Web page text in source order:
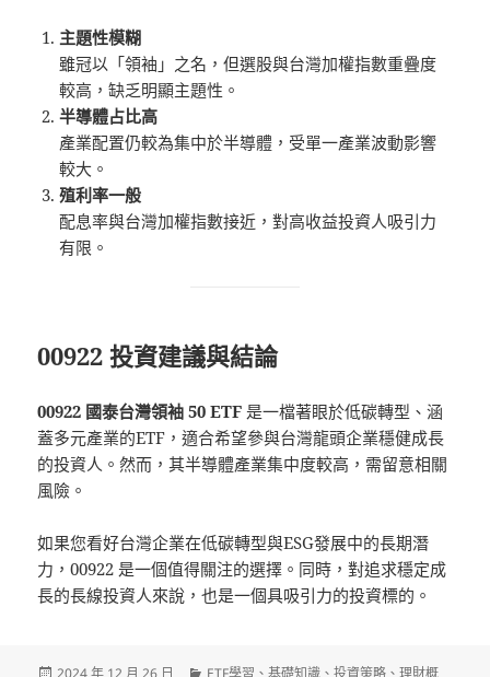
主題性模糊
雖冠以「領袖」之名，但選股與台灣加權指數重疊度
較高，缺乏明顯主題性。
半導體占比高
產業配置仍較為集中於半導體，受單一產業波動影響
較大。
殖利率一般
配息率與台灣加權指數接近，對高收益投資人吸引力
有限。
00922 投資建議與結論
00922 國泰台灣領袖 50 ETF 是一檔著眼於低碳轉型、涵
蓋多元產業的ETF，適合希望參與台灣龍頭企業穩健成長
的投資人。然而，其半導體產業集中度較高，需留意相關
風險。
如果您看好台灣企業在低碳轉型與ESG發展中的長期潛
力，00922 是一個值得關注的選擇。同時，對追求穩定成
長的長線投資人來說，也是一個具吸引力的投資標的。
發 分